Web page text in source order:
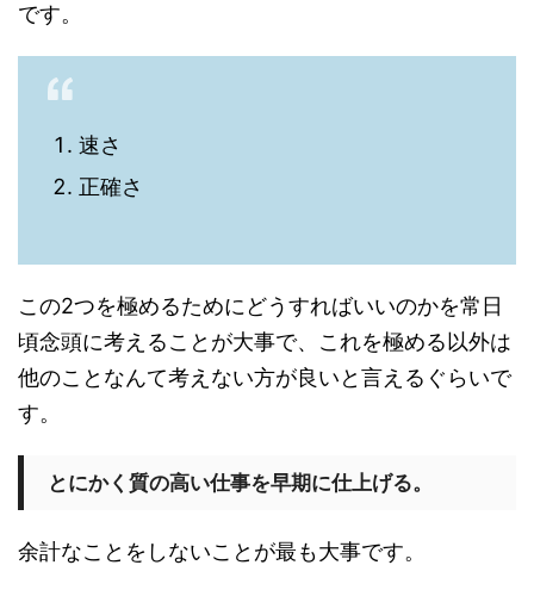
です。
速さ
正確さ
この2つを極めるためにどうすればいいのかを常日
頃念頭に考えることが大事で、これを極める以外は
他のことなんて考えない方が良いと言えるぐらいで
す。
とにかく質の高い仕事を早期に仕上げる。
余計なことをしないことが最も大事です。